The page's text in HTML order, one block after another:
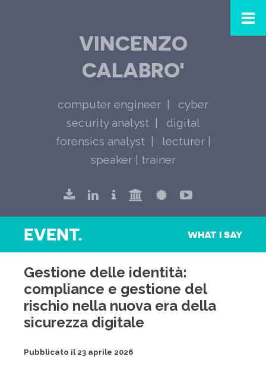
VINCENZO
CALABRO'
computer engineer
cyber
security analyst
digital
forensics analyst
lecturer |
speaker | trainer
EVENT. WHAT I SAY
Gestione delle identità:
compliance e gestione del
rischio nella nuova era della
sicurezza digitale
Pubblicato il 23 aprile 2026